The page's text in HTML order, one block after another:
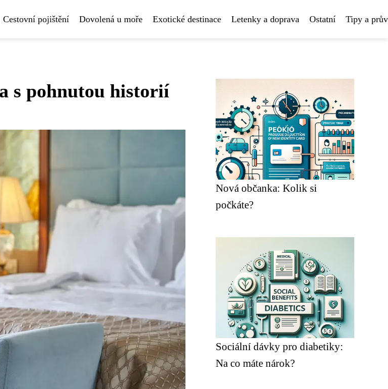
Cestovní pojištění Dovolená u moře Exotické destinace Letenky a doprava Ostatní Tipy a
s pohnutou historií
Nová občanka: Kolik si
počkáte?
Sociální dávky pro diabetiky:
Na co máte nárok?